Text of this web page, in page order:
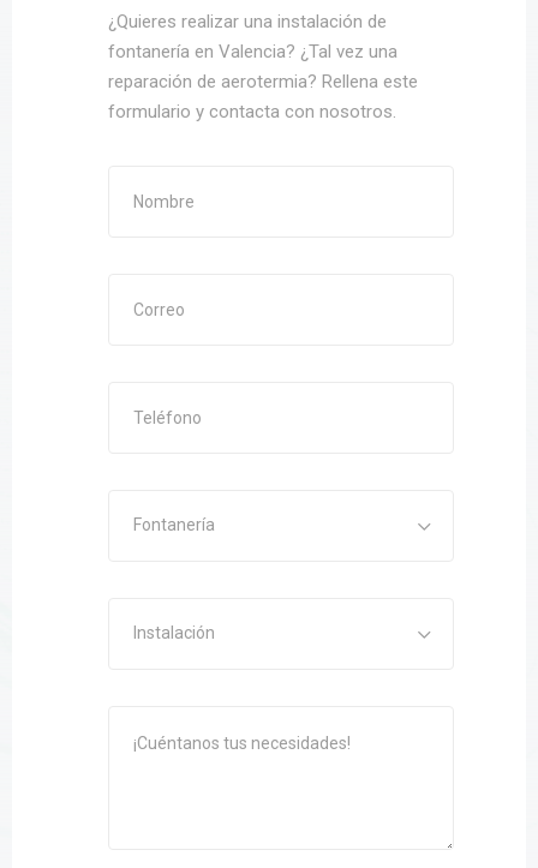
¿Quieres realizar una instalación de
fontanería en Valencia? ¿Tal vez una
reparación de aerotermia? Rellena este
formulario y contacta con nosotros.
Fontanería
Instalación